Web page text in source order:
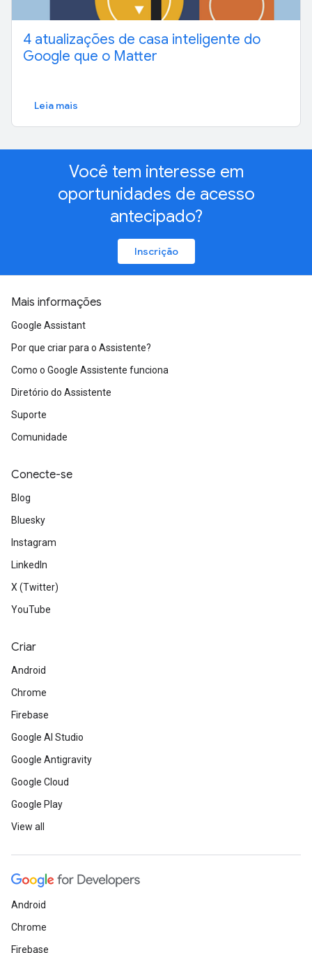
4 atualizações de casa inteligente do
Google que o Matter
Leia mais
Você tem interesse em
oportunidades de acesso
antecipado?
Inscrição
Mais informações
Google Assistant
Por que criar para o Assistente?
Como o Google Assistente funciona
Diretório do Assistente
Suporte
Comunidade
Conecte-se
Blog
Bluesky
Instagram
LinkedIn
X (Twitter)
YouTube
Criar
Android
Chrome
Firebase
Google AI Studio
Google Antigravity
Google Cloud
Google Play
View all
Android
Chrome
Firebase